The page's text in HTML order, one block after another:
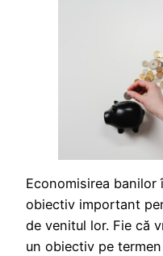
Economisirea
obiectiv important
de venitul lor. Fie că
un obiectiv pe